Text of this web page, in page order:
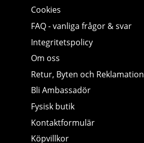
Cookies
FAQ - vanliga frågor & svar
Integritetspolicy
Om oss
Retur, Byten och Reklamation
Bli Ambassadör
Fysisk butik
Kontaktformulär
Köpvillkor